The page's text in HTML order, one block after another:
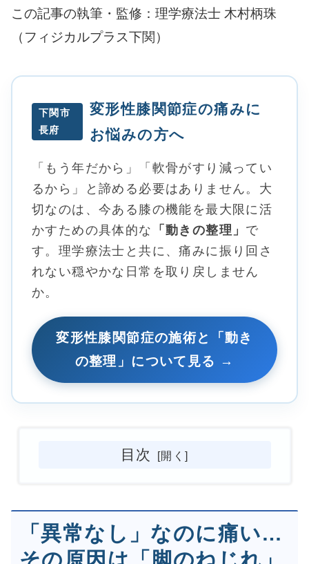
この記事の執筆・監修：理学療法士 木村柄珠
（フィジカルプラス下関）
下関市
長府
変形性膝関節症の痛みに
お悩みの方へ
「もう年だから」「軟骨がすり減ってい
るから」と諦める必要はありません。大
切なのは、今ある膝の機能を最大限に活
かすための具体的な
「動きの整理」 で
す。理学療法士と共に、痛みに振り回さ
れない穏やかな日常を取り戻しません
か。
変形性膝関節症の施術と「動き
の整理」について見る →
目次
「異常なし」なのに痛い…
その原因は「脚のねじれ」